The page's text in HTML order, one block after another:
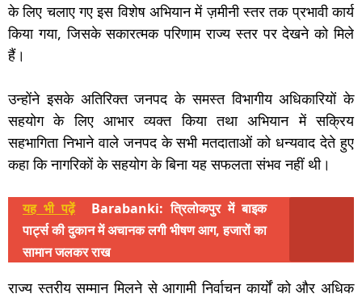
के लिए चलाए गए इस विशेष अभियान में ज़मीनी स्तर तक प्रभावी कार्य
किया गया, जिसके सकारत्मक परिणाम राज्य स्तर पर देखने को मिले
हैं।
उन्होंने इसके अतिरिक्त जनपद के समस्त विभागीय अधिकारियों के
सहयोग के लिए आभार व्यक्त किया तथा अभियान में सक्रिय
सहभागिता निभाने वाले जनपद के सभी मतदाताओं को धन्यवाद देते हुए
कहा कि नागरिकों के सहयोग के बिना यह सफलता संभव नहीं थी।
यह भी पढ़ें
Barabanki: त्रिलोकपुर में बाइक
पार्ट्स की दुकान में अचानक लगी भीषण आग, हजारों का
सामान जलकर राख
राज्य स्तरीय सम्मान मिलने से आगामी निर्वाचन कार्यों को और अधिक